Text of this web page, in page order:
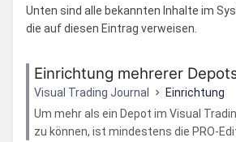
Unten sind alle bekannten Inhalte im
die auf diesen Eintrag verweisen.
Einrichtung mehrerer
Visual Trading Journal
Einrichtung
Um mehr als ein Depot im Visual
zu können, ist mindestens die PRO-